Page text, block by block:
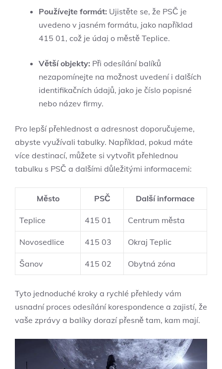
Používejte formát: Ujistěte se, že PSČ je
uvedeno v jasném formátu, jako například
415 01, což je údaj o městě Teplice.
Větší objekty: Při odesílání balíků
nezapomínejte na možnost uvedení i dalších
identifikačních údajů, jako je číslo popisné
nebo název firmy.
Pro lepší přehlednost a adresnost doporučujeme,
abyste využívali tabulky. Například, pokud máte
více destinací, můžete si vytvořit přehlednou
tabulku s PSČ a dalšími důležitými informacemi:
Město PSČ Další informace
Teplice 415 01 Centrum města
Novosedlice 415 03 Okraj Teplic
Šanov 415 02 Obytná zóna
Tyto jednoduché kroky a rychlé přehledy vám
usnadní proces odesílání korespondence a zajistí, že
vaše zprávy a balíky dorazí přesně tam, kam mají.